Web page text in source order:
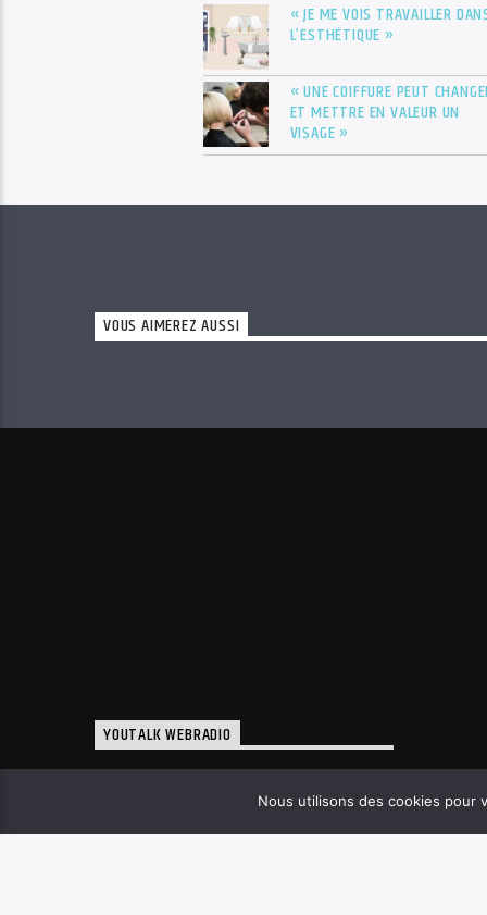
« JE ME VOIS TRAVAILLER
L’ESTHÉTIQUE »
« UNE COIFFURE PEUT
ET METTRE EN VALEUR UN
VISAGE »
VOUS AIMEREZ AUSSI
YOUTALK WEBRADIO
Nous utilisons des cookies pour